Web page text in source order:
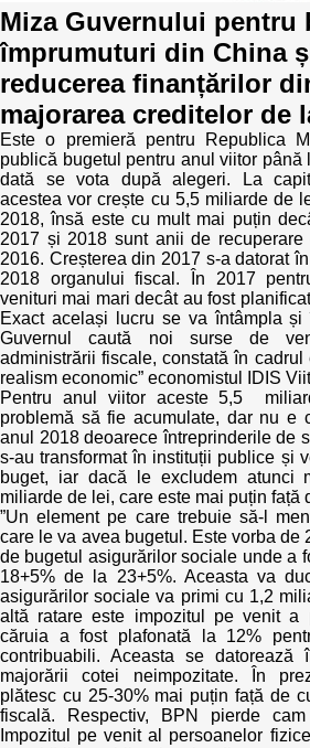
Reports
Projects in progres
Implemented projects
Procedures manual
Notes & positions
Institutional Charter IDIS
Announcements
IDIS International Advisory Board
Best parctices
Governance transparency
Sociometric Laboratory
People Watch
National Business Agenda
Democratic process
15 minutes of economic realism
Hybrid power
EU-STRAT bulletin
Transparency of state – owned
The best and the worst local
Democracy, independence and
public institutions in Moldova
Integrity of public procurement in
Public procurement
Miza Guvernului pentru
împrumuturi din China
reducerea finanțărilor
majorarea creditelor de
Este o premieră pentru Republica
publică bugetul pentru anul viitor până
dată se vota după alegeri. La
acestea vor crește cu 5,5 miliarde de
2018, însă este cu mult mai puțin
2017 și 2018 sunt anii de
2016. Creșterea din 2017 s-a datorat
2018 organului fiscal. În 2017
venituri mai mari decât au fost
Exact același lucru se va întâmpla
Guvernul caută noi surse de
administrării fiscale, constată în cadrul
realism economic” economistul IDIS
Pentru anul viitor aceste 5,5
problemă să fie acumulate, dar nu e
anul 2018 deoarece întreprinderile de
s-au transformat în instituții publice și
buget, iar dacă le excludem atunci
miliarde de lei, care este mai puțin față
”Un element pe care trebuie să-l
care le va avea bugetul. Este vorba de
de bugetul asigurărilor sociale unde a
18+5% de la 23+5%. Aceasta va
asigurărilor sociale va primi cu 1,2
altă ratare este impozitul pe venit a
căruia a fost plafonată la 12%
contribuabili. Aceasta se
majorării cotei neimpozitate. În
plătesc cu 25-30% mai puțin față de
fiscală. Respectiv, BPN pierde
Impozitul pe venit al persoanelor